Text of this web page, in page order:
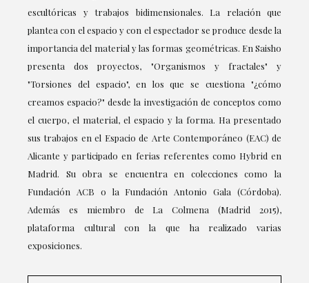
escultóricas y trabajos bidimensionales. La relación que
plantea con el espacio y con el espectador se produce desde la
importancia del material y las formas geométricas. En Saisho
presenta dos proyectos, "Organismos y fractales" y
"Torsiones del espacio", en los que se cuestiona "¿cómo
creamos espacio?" desde la investigación de conceptos como
el cuerpo, el material, el espacio y la forma. Ha presentado
sus trabajos en el Espacio de Arte Contemporáneo (EAC) de
Alicante y participado en ferias referentes como Hybrid en
Madrid. Su obra se encuentra en colecciones como la
Fundación ACB o la Fundación Antonio Gala (Córdoba).
Además es miembro de La Colmena (Madrid 2015),
plataforma cultural con la que ha realizado varias
exposiciones.